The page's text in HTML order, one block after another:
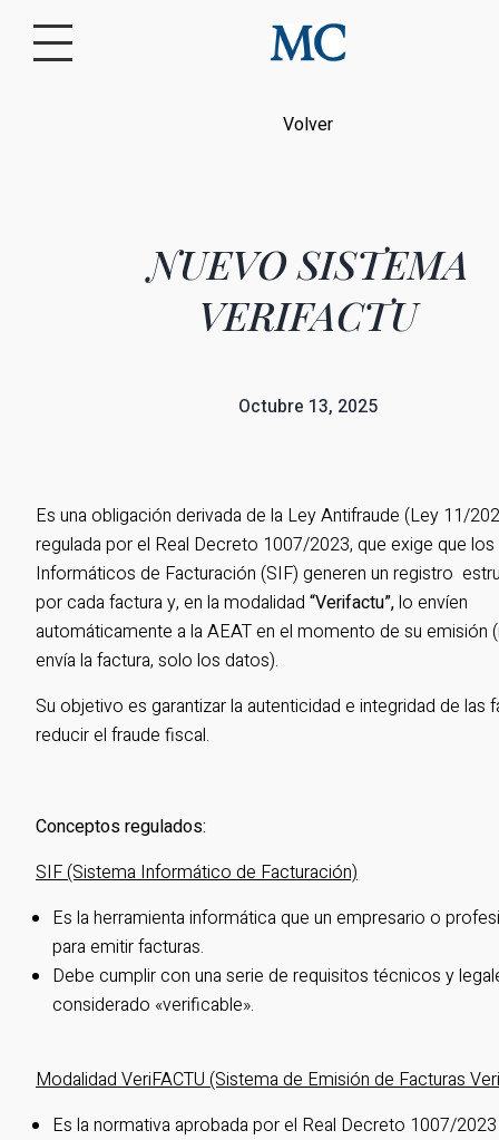
Volver
NUEVO SISTEMA
VERIFACTU
Octubre 13, 2025
Es una obligación derivada de la Ley Antifraude (Ley 11/
regulada por el Real Decreto 1007/2023, que exige que
Informáticos de Facturación (SIF) generen un registro
por cada factura y, en la modalidad “Verifactu”,lo envíen
automáticamente a la AEAT en el momento de su emisión
envía la factura, solo los datos).
Su objetivo es garantizar la autenticidad e integridad de las
reducir el fraude fiscal.
Conceptos regulados:
SIF (Sistema Informático de Facturación)
Es la herramienta informática que un empresario o
para emitir facturas.
Debe cumplir con una serie de requisitos técnicos y
considerado «verificable».
Modalidad VeriFACTU (Sistema de Emisión de Facturas
Es la normativa aprobada por el Real Decreto 1007/